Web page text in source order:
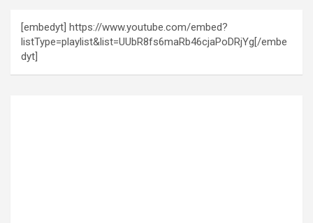
[embedyt] https://www.youtube.com/embed?
listType=playlist&list=UUbR8fs6maRb46cjaPoDRjYg[/embe
dyt]